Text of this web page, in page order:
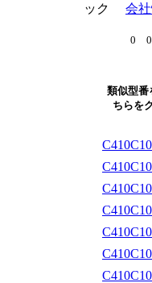
ック 会
0
類似型番
ちらを